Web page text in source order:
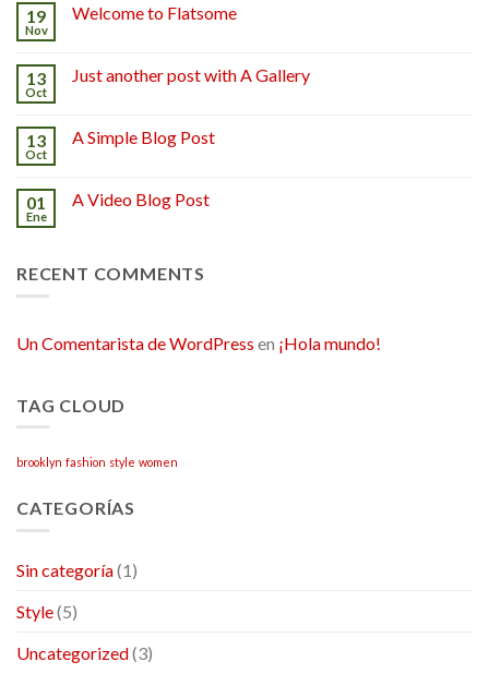
19
Nov
Welcome to Flatsome
13
Oct
Just another post with A Gallery
13
Oct
A Simple Blog Post
01
Ene
A Video Blog Post
RECENT COMMENTS
Un Comentarista de WordPress en ¡Hola mundo!
TAG CLOUD
brooklyn fashion style women
CATEGORÍAS
Sin categoría(1)
Style(5)
Uncategorized(3)